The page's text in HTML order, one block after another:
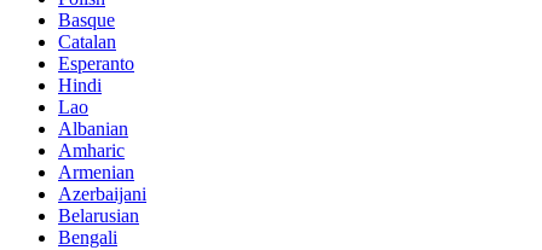
Basque
Catalan
Esperanto
Hindi
Lao
Albanian
Amharic
Armenian
Azerbaijani
Belarusian
Bengali